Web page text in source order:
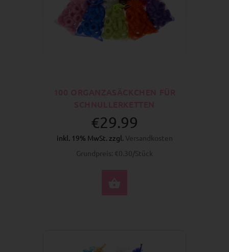
€29.99
inkl. 19% MwSt. zzgl. Versandkosten
Grundpreis: €0.30/Stück